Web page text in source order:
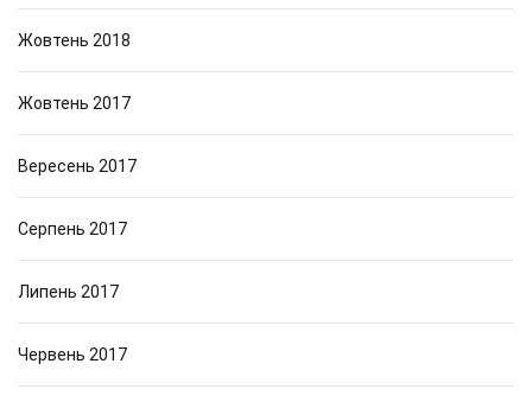
Жовтень 2018
Жовтень 2017
Вересень 2017
Серпень 2017
Липень 2017
Червень 2017